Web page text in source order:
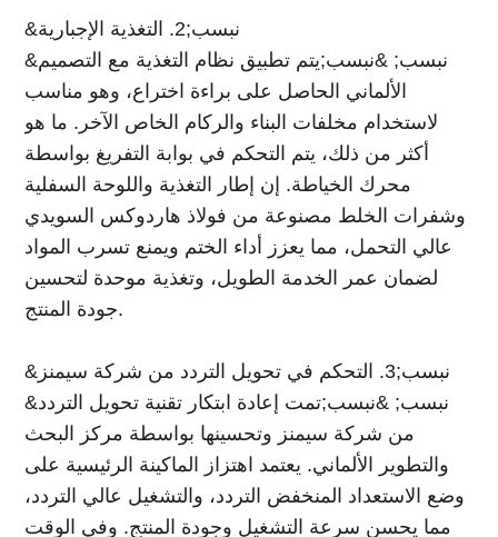
&نبسب;2. التغذية الإجبارية
&نبسب; &نبسب;يتم تطبيق نظام التغذية مع التصميم
الألماني الحاصل على براءة اختراع، وهو مناسب
لاستخدام مخلفات البناء والركام الخاص الآخر. ما هو
أكثر من ذلك، يتم التحكم في بوابة التفريغ بواسطة
محرك الخياطة. إن إطار التغذية واللوحة السفلية
وشفرات الخلط مصنوعة من فولاذ هاردوكس السويدي
عالي التحمل، مما يعزز أداء الختم ويمنع تسرب المواد
لضمان عمر الخدمة الطويل، وتغذية موحدة لتحسين
جودة المنتج.
&نبسب;3. التحكم في تحويل التردد من شركة سيمنز
&نبسب; &نبسب;تمت إعادة ابتكار تقنية تحويل التردد
من شركة سيمنز وتحسينها بواسطة مركز البحث
والتطوير الألماني. يعتمد اهتزاز الماكينة الرئيسية على
وضع الاستعداد المنخفض التردد، والتشغيل عالي التردد،
مما يحسن سرعة التشغيل وجودة المنتج. وفي الوقت